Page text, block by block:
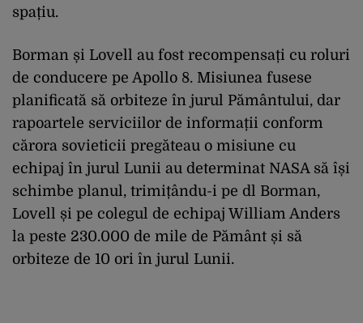
spațiu.
Borman și Lovell au fost recompensați cu roluri
de conducere pe Apollo 8. Misiunea fusese
planificată să orbiteze în jurul Pământului, dar
rapoartele serviciilor de informații conform
cărora sovieticii pregăteau o misiune cu
echipaj în jurul Lunii au determinat NASA să își
schimbe planul, trimițându-i pe dl Borman,
Lovell și pe colegul de echipaj William Anders
la peste 230.000 de mile de Pământ și să
orbiteze de 10 ori în jurul Lunii.